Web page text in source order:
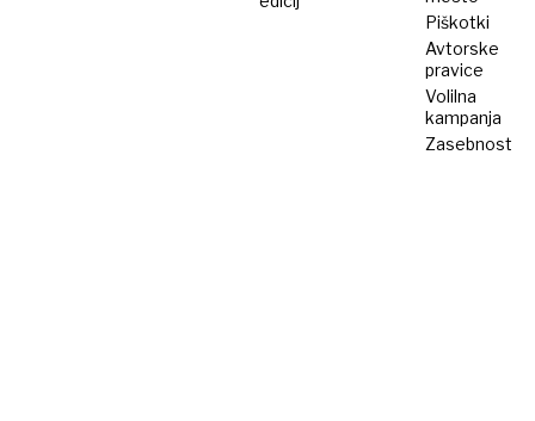
Piškotki
Avtorske
pravice
Volilna
kampanja
Zasebnost